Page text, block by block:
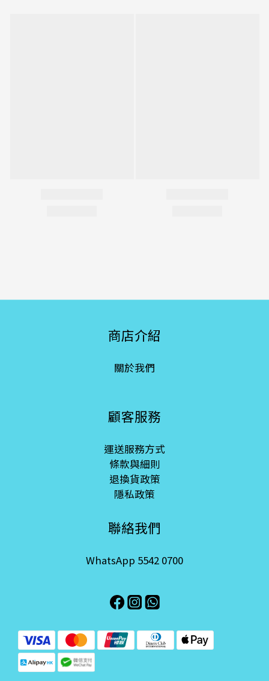
商店介紹
關於我們
顧客服務
運送服務方式
條款與細則
退換貨政策
隱私政策
聯絡我們
WhatsApp 5542 0700